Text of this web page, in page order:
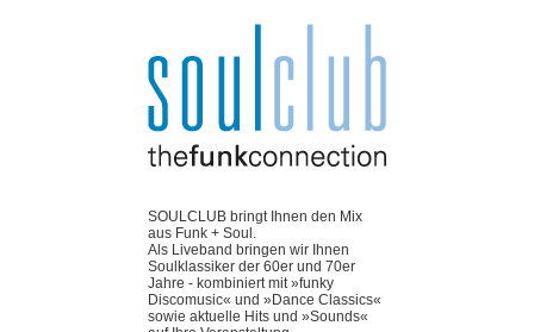
SOULCLUB bringt Ihnen den Mix
aus Funk + Soul.
Als Liveband bringen wir Ihnen
Soulklassiker der 60er und 70er
Jahre - kombiniert mit »funky
Discomusic« und »Dance Classics«
sowie aktuelle Hits und »Sounds«